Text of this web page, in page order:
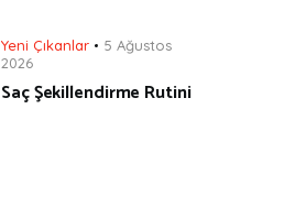
Yeni Çıkanlar
5 Ağustos
2026
Saç Şekillendirme Rutini